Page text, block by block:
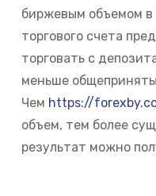
биржевым объемом в
торгового счета
торговать с
меньше
Чем https://
объем, тем более
результат можно